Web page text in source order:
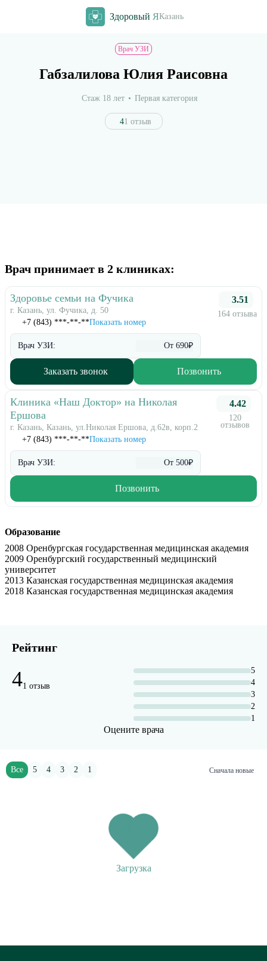
Здоровый ЯКазань
Врач УЗИ
Габзалилова Юлия Раисовна
Стаж 18 лет Первая категория
41 отзыв
Врач принимает в 2 клиниках:
Здоровье семьи на Фучика
г. Казань, ул. Фучика, д. 50
+7 (843) ***-**-**Показать номер
3.51
164 отзыва
Врач УЗИ: От 690₽
Заказать звонок Позвонить
Клиника «Наш Доктор» на Николая
Ершова
г. Казань, Казань, ул.Николая Ершова, д.62в, корп.2
+7 (843) ***-**-**Показать номер
4.42
120
отзывов
Врач УЗИ: От 500₽
Позвонить
Образование
2008 Оренбургская государственная медицинская академия
2009 Оренбургский государственный медицинский
университет
2013 Казанская государственная медицинская академия
2018 Казанская государственная медицинская академия
Рейтинг
41 отзыв
5
4
3
2
1
Оцените врача
Все 5 4 3 2 1 Сначала новые
Загрузка